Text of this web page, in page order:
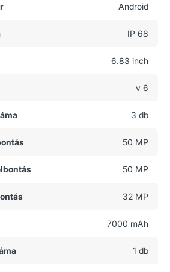
Android
IP 68
6.83 inch
v 6
3 db
50 MP
50 MP
32 MP
7000 mAh
1 db